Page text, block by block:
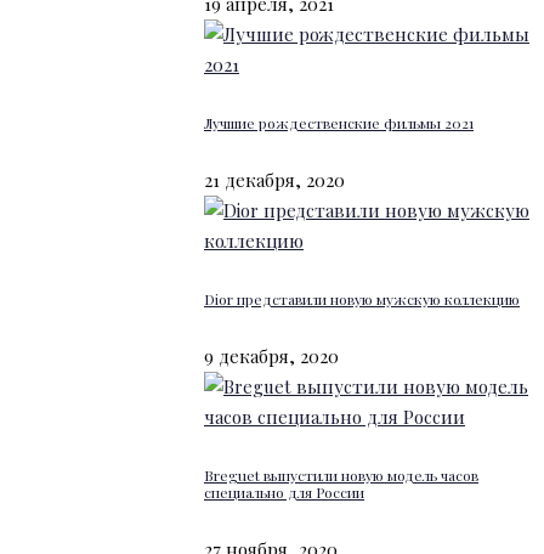
Лучшие рождественские фильмы 2021
21 декабря, 2020
Dior представили новую мужскую коллекцию
9 декабря, 2020
Breguet выпустили новую модель часов
специально для России
27 ноября, 2020